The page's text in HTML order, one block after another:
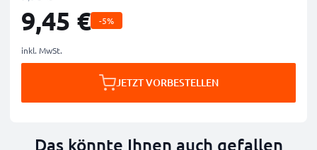
9,45 € -5%
inkl. MwSt.
JETZT VORBESTELLEN
Das könnte Ihnen auch gefallen